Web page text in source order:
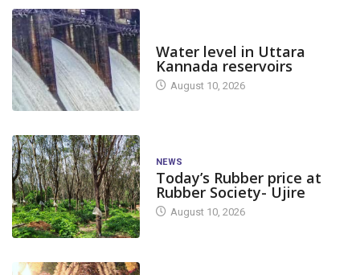
Water level in Uttara
Kannada reservoirs
August 10, 2026
NEWS
Today’s Rubber price at
Rubber Society- Ujire
August 10, 2026